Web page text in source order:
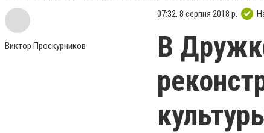
Виктор Проскурников
07:32, 8 серпня 2018 р.
В